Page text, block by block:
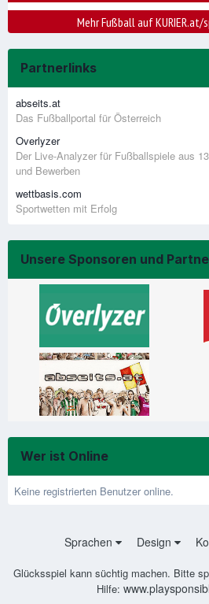
Mehr Fußball auf
Partnerlinks
abseits.at
Das Fußballportal für Österreich
Overlyzer
Der Live-Analyzer für Fußballspiele aus
und Bewerben
wettbasis.com
Sportwetten mit Erfolg
Unsere Sponsoren und
Wer ist Online
Keine registrierten Benutzer online.
Sprachen Design
Glücksspiel kann süchtig machen. Bitte
Hilfe: